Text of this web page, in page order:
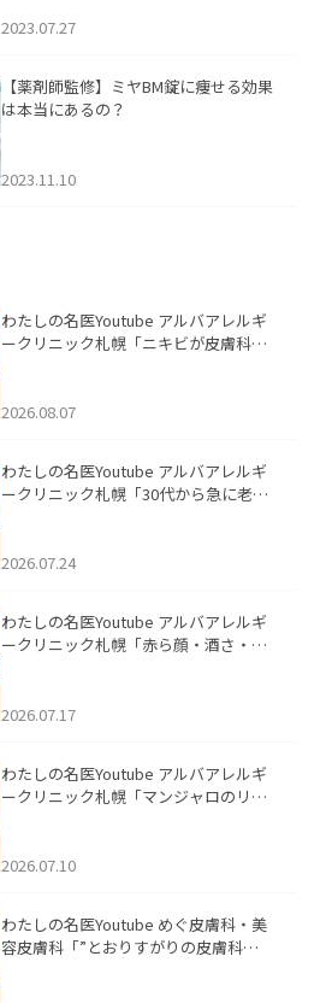
2023.07.27
【薬剤師監修】ミヤBM錠に痩せる効果
は本当にあるの？
2023.11.10
わたしの名医Youtube アルバアレルギ
ークリニック札幌「ニキビが皮膚科で
ました。
2026.08.07
わたしの名医Youtube アルバアレルギ
ークリニック札幌「30代から急に老け
た。
2026.07.24
わたしの名医Youtube アルバアレルギ
ークリニック札幌「赤ら顔・酒さ・ニ
した。
2026.07.17
わたしの名医Youtube アルバアレルギ
ークリニック札幌「マンジャロのリア
た。
2026.07.10
わたしの名医Youtube めぐ皮膚科・美
容皮膚科「”とおりすがりの皮膚科